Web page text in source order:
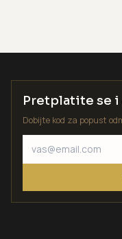
Pretplatite se i
Dobijte kod za popust